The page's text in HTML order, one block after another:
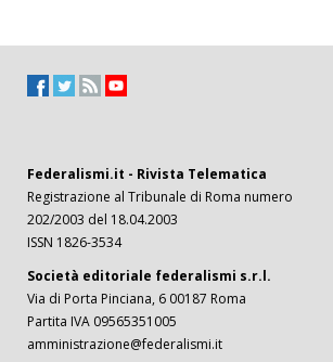
Federalismi.it - Rivista Telematica
Registrazione al Tribunale di Roma numero
202/2003 del 18.04.2003
ISSN 1826-3534
Società editoriale federalismi s.r.l.
Via di Porta Pinciana, 6 00187 Roma
Partita IVA 09565351005
amministrazione@federalismi.it